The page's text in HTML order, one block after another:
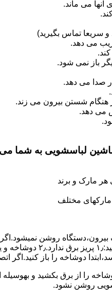
می ماند.
سریعا تماس بگیرید)
می دهد.
باز نمی شود.
صدا می دهد.
شستن بیرون می زند.
می دهد.
لباسشویی به شما
مارک و برند
مختلف
ﺑﯿﺮون،دستگاه روﺷﻦ
بعنوان ﻋﻠﻞ
دوشاخه را باز
را از ﺑﺮق بکشید و
روﺷﻦ نشود.